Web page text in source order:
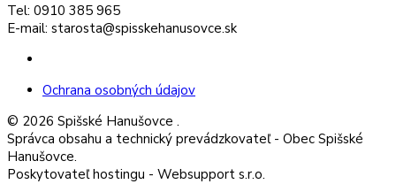
Tel: 0910 385 965
E-mail: starosta@spisskehanusovce.sk
Ochrana osobných údajov
© 2026 Spišské Hanušovce .
Správca obsahu a technický prevádzkovateľ - Obec Spišské
Hanušovce.
Poskytovateľ hostingu - Websupport s.r.o.